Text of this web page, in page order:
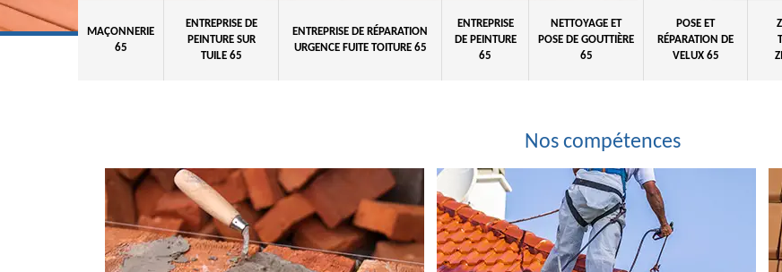
MAÇONNERIE
65
ENTREPRISE DE
PEINTURE SUR
TUILE 65
ENTREPRISE DE RÉPARATION
URGENCE FUITE TOITURE 65
ENTREPRISE
DE PEINTURE
65
NETTOYAGE ET
POSE DE GOUTTIÈRE
65
POSE ET
RÉPARATION DE
VELUX 65
Nos compétences